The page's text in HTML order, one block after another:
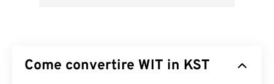
Come convertire WIT in KST